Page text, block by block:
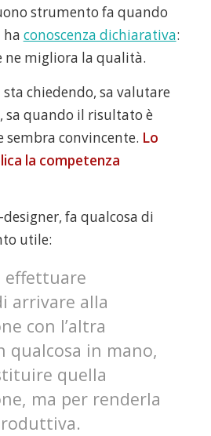
strumento fa quando
ha conoscenza dichiarativa:
ne migliora la qualità.
sta chiedendo, sa valutare
sa quando il risultato è
sembra convincente. Lo
la competenza
fa qualcosa di
utile:
effettuare
arrivare alla
con l’altra
qualcosa in mano,
quella
ma per renderla